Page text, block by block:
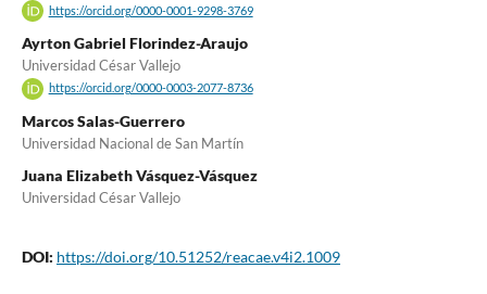
https://orcid.org/0000-0001-9298-3769
Ayrton Gabriel Florindez-Araujo
Universidad César Vallejo
https://orcid.org/0000-0003-2077-8736
Marcos Salas-Guerrero
Universidad Nacional de San Martín
Juana Elizabeth Vásquez-Vásquez
Universidad César Vallejo
DOI: https://doi.org/10.51252/reacae.v4i2.1009